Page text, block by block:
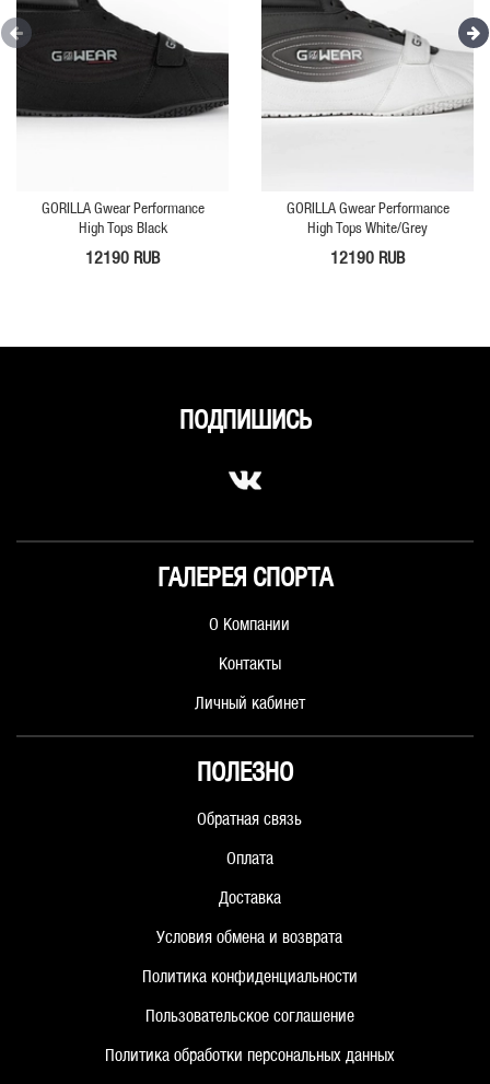
GORILLA Gwear Performance
High Tops Black
12190 RUB
GORILLA Gwear Performance
High Tops White/Grey
12190 RUB
ГАЛЕРЕЯ СПОРТА
О Компании
Контакты
Личный кабинет
ПОЛЕЗНО
Обратная связь
Оплата
Доставка
Условия обмена и возврата
Политика конфиденциальности
Пользовательское соглашение
Политика обработки персональных данных
ПОДПИШИСЬ